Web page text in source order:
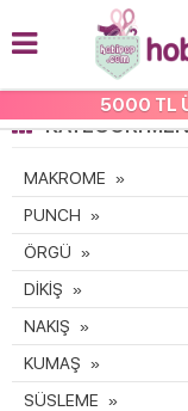
5000 TL
KATEGORI
MAKROME
PUNCH
ÖRGÜ
DİKİŞ
NAKIŞ
KUMAŞ
SÜSLEME